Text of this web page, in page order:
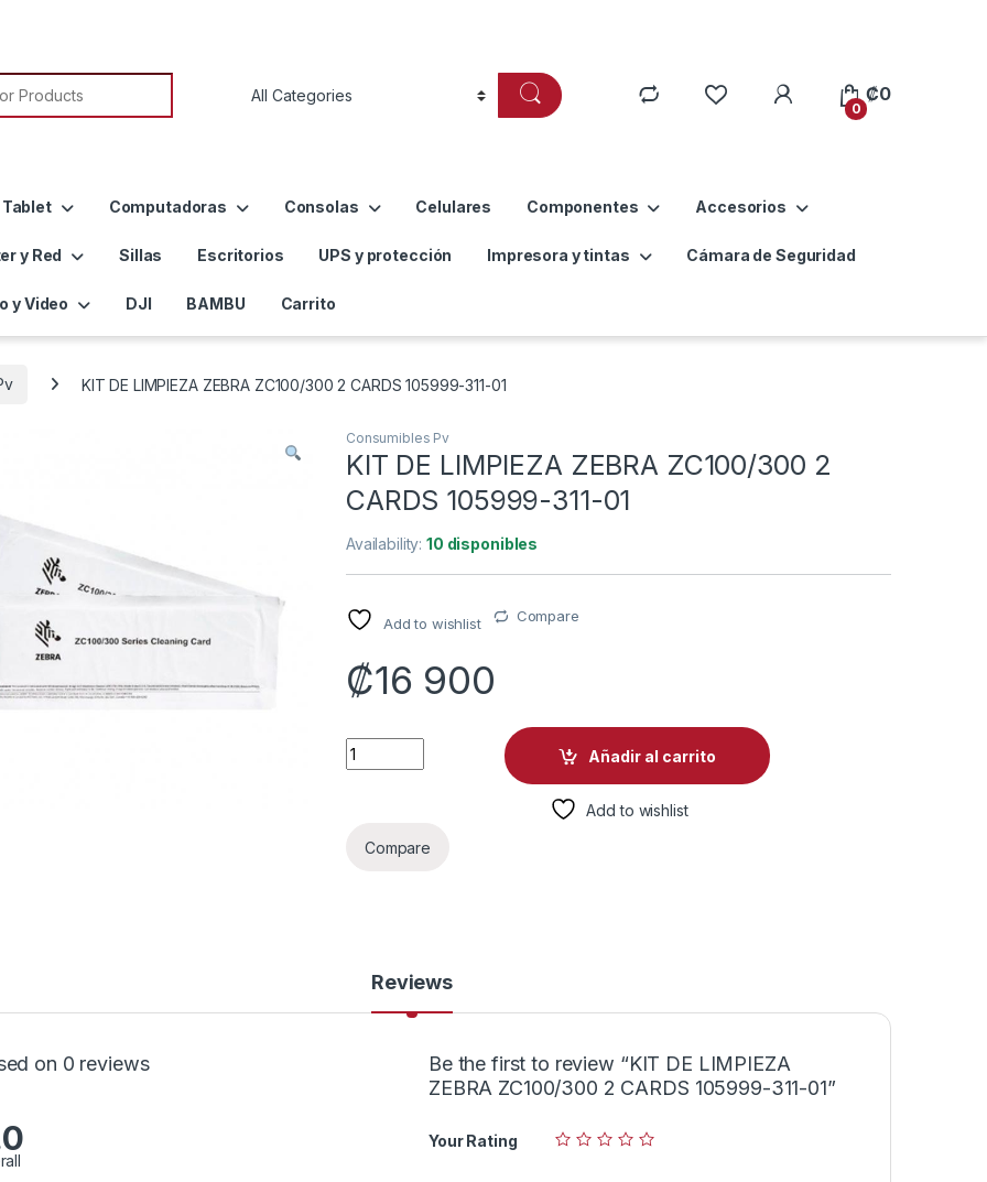
0
₡0
Tablet Computadoras Consolas Celulares Componentes Accesorios
y Red Sillas Escritorios UPS y protección Impresora y tintas Cámara de Seguridad
y Video DJI BAMBU Carrito
KIT DE LIMPIEZA ZEBRA ZC100/300 2 CARDS 105999-311-01
Consumibles Pv
KIT DE LIMPIEZA ZEBRA ZC100/300 2
CARDS 105999-311-01
Availability:10 disponibles
Add to wishlist Compare
₡16 900
KIT DE LIMPIEZA ZEBRA ZC100/300 2 CARDS 105999-311-01 quantity
Añadir al carrito
Add to wishlist
Compare
Reviews
on 0 reviews
Be the first to review “KIT DE LIMPIEZA
ZEBRA ZC100/300 2 CARDS 105999-311-01”
Your Rating